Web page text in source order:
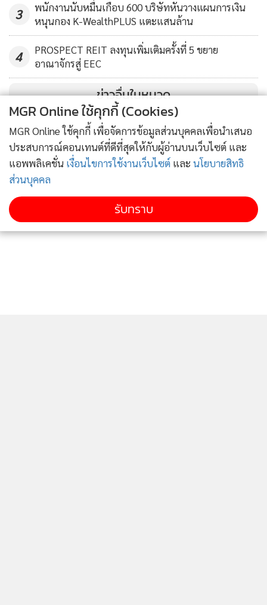
3
พนักงานนับหมื่นเกือบ 600 บริษัทหันวางแผนการเงิน
หนุนกอง K-WealthPLUS แตะแสนล้าน
4
PROSPECT REIT ลงทุนเพิ่มเติมครั้งที่ 5 ขยาย
อาณาจักรสู่ EEC
ข่าวอื่นในหมวด
MGR Online ใช้คุกกี้ (Cookies)
MGR Online ใช้คุกกี้ เพื่อจัดการข้อมูลส่วนบุคคลเพื่อนำเสนอ
ประสบการณ์คอนเทนต์ที่ดีที่สุดให้กับผู้อ่านบนเว็บไซต์ และ
แอพพลิเคชั่น เงื่อนไขการใช้งานเว็บไซต์ และ นโยบายสิทธิ
ส่วนบุคคล
รับทราบ